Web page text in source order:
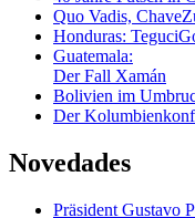
Quo Vadis,
Honduras:
Guatemala:
Der Fall Xamán
Bolivien im
Der
Novedades
Präsident Gustavo